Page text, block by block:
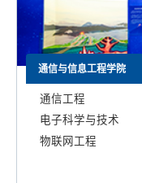
通信与信息工程学院
通信工程
电子科学与技术
物联网工程